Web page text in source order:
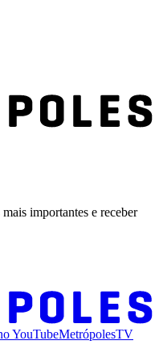
importantes e receber
YouTubeMetrópolesTV